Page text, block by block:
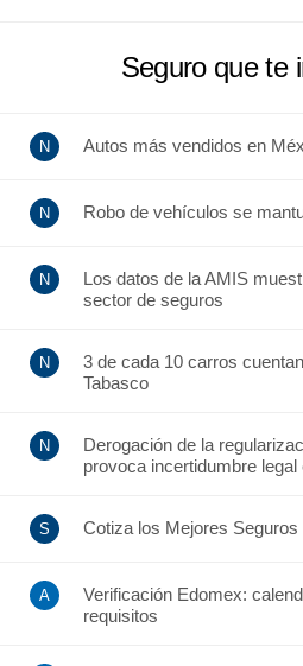
Seguro que te
Autos más vendidos en
Robo de vehículos se
Los datos de la AMIS
sector de seguros
3 de cada 10 carros
Tabasco
Derogación de la
provoca incertidumbre legal
Cotiza los Mejores
Verificación Edomex:
requisitos